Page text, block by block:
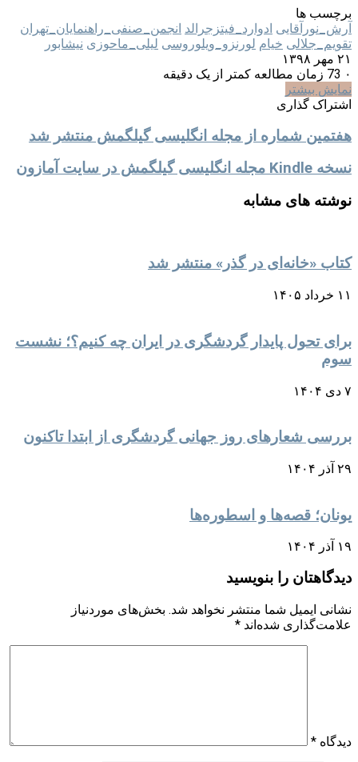
برچسب ها
آرش_نورآقایی ادوارد_فیتزجرالد انجمن_صنفی_راهنمایان_تهران
تقویم_جلالی خیام لورنزو_ویلوروسی لیلی_ماحوزی نیشابور
۲۱ مهر ۱۳۹۸
۰
زمان مطالعه کمتر از یک دقیقه
نمایش بیشتر
اشتراک گذاری
آپ
گذاری
ایمیل
هفتمین شماره از مجله انگلیسی گیلگمش منتشر شد
نسخه Kindle مجله انگلیسی گیلگمش در سایت آمازون
نوشته های مشابه
کتاب «خانه‌ای در گذر» منتشر شد
۱۱ خرداد ۱۴۰۵
برای تحول پایدار گردشگری در ایران چه کنیم؟؛ نشست
سوم
۷ دی ۱۴۰۴
بررسی شعارهای روز جهانی گردشگری از ابتدا تاکنون
۲۹ آذر ۱۴۰۴
یونان؛ قصه‌ها و اسطوره‌ها
۱۹ آذر ۱۴۰۴
دیدگاهتان را بنویسید
نشانی ایمیل شما منتشر نخواهد شد. بخش‌های موردنیاز
علامت‌گذاری شده‌اند *
دیدگاه *